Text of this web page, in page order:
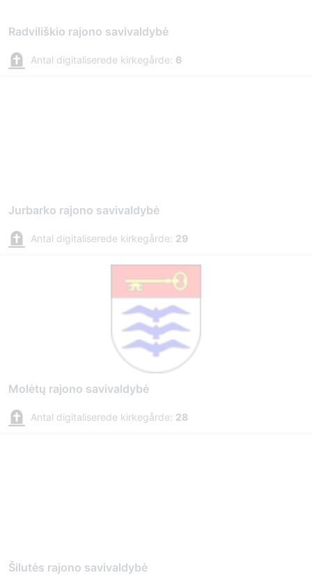
Radviliškio rajono savivaldybė
Antal digitaliserede kirkegårde: 6
Jurbarko rajono savivaldybė
Antal digitaliserede kirkegårde: 29
Molėtų rajono savivaldybė
Antal digitaliserede kirkegårde: 28
Šilutės rajono savivaldybė